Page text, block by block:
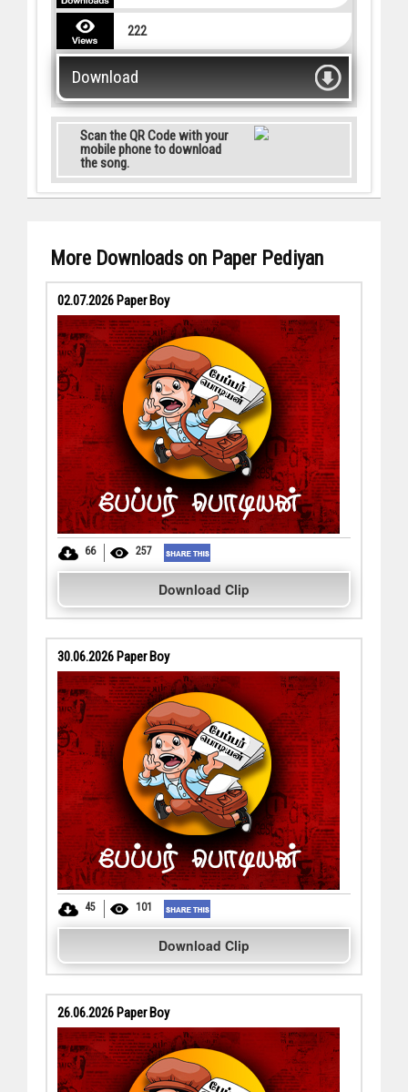
222
Download
Scan the QR Code with your
mobile phone to download
the song.
More Downloads on Paper Pediyan
02.07.2026 Paper Boy
66 257
Download Clip
30.06.2026 Paper Boy
45 101
Download Clip
26.06.2026 Paper Boy